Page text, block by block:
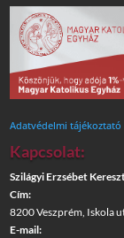
Adatvédelmi tájékoztató
Kapcsolat:
Szilágyi Erzsébet
Cím:
8200 Veszprém, Iskola
E-mail: